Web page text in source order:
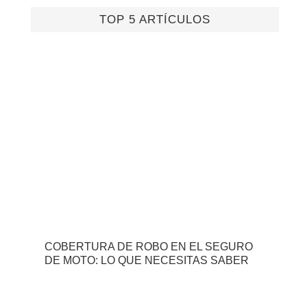
TOP 5 ARTÍCULOS
COBERTURA DE ROBO EN EL SEGURO
DE MOTO: LO QUE NECESITAS SABER